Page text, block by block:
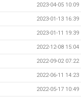
2023-04-05 10:09
2023-01-13 16:39
2023-01-11 19:39
2022-12-08 15:04
2022-09-02 07:22
2022-06-11 14:23
2022-05-17 10:49